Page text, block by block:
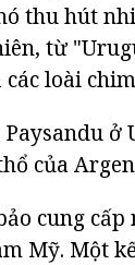
thu hút
từ
loài
ở
của
cung
Mỹ. Một